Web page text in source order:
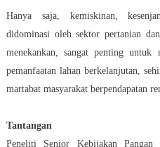
Hanya saja, kemiskinan,
didominasi oleh sektor pertanian
menekankan, sangat penting untuk
pemanfaatan lahan berkelanjutan,
martabat masyarakat berpendapatan
Tantangan
Peneliti Senior Kebijakan Pangan